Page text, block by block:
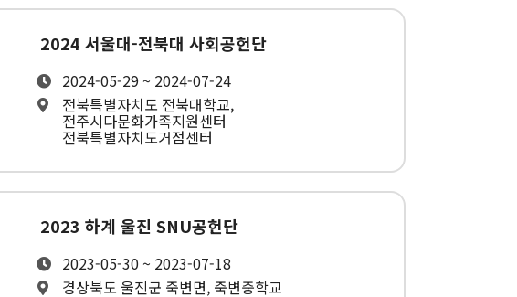
2024 서울대-전북대 사회공헌단
2024-05-29 ~ 2024-07-24
전북특별자치도 전북대학교,
전주시다문화가족지원센터
전북특별자치도거점센터
2023 하계 울진 SNU공헌단
2023-05-30 ~ 2023-07-18
경상북도 울진군 죽변면, 죽변중학교